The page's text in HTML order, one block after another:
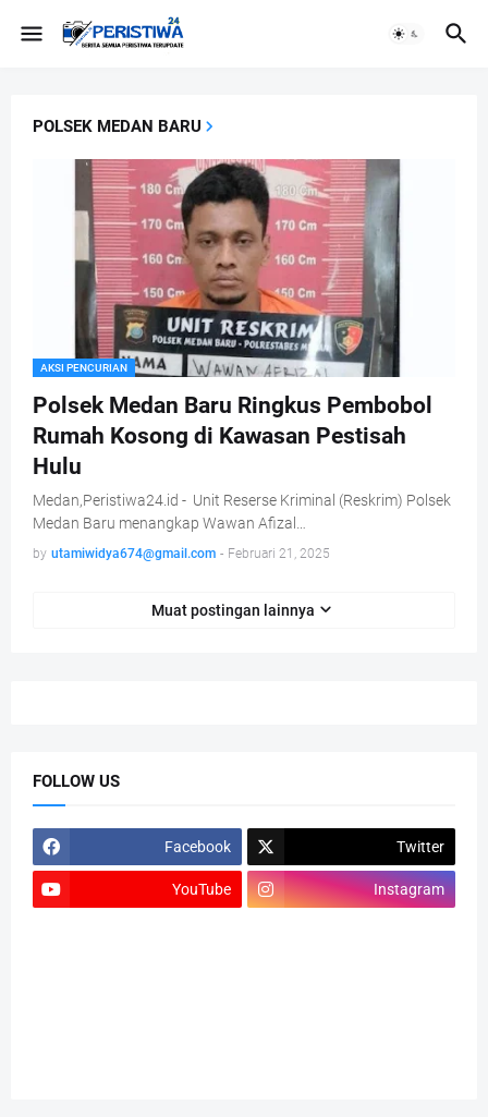
POLSEK MEDAN BARU
AKSI PENCURIAN
Polsek Medan Baru Ringkus Pembobol
Rumah Kosong di Kawasan Pestisah
Hulu
Medan,Peristiwa24.id - Unit Reserse Kriminal (Reskrim) Polsek
Medan Baru menangkap Wawan Afizal…
by utamiwidya674@gmail.com - Februari 21, 2025
Muat postingan lainnya
FOLLOW US
Facebook Twitter
YouTube Instagram